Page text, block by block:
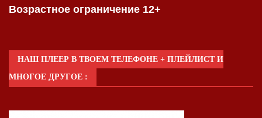
Возрастное ограничение 12+
НАШ ПЛЕЕР В ТВОЕМ ТЕЛЕФОНЕ + ПЛЕЙЛИСТ И
МНОГОЕ ДРУГОЕ :